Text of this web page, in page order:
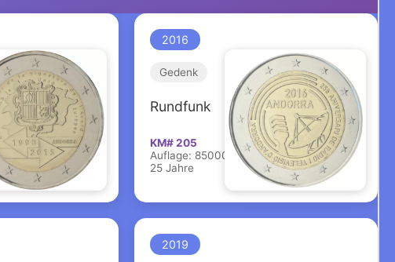
2016
Gedenk
Rundfunk
KM# 205
Auflage: 85000
25 Jahre
2019